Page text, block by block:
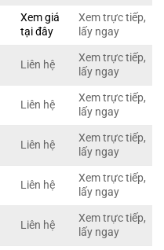
Xem giá
tại đây
Xem trực tiếp,
lấy ngay
Liên hệ
Xem trực tiếp,
lấy ngay
Liên hệ
Xem trực tiếp,
lấy ngay
Liên hệ
Xem trực tiếp,
lấy ngay
Liên hệ
Xem trực tiếp,
lấy ngay
Liên hệ
Xem trực tiếp,
lấy ngay